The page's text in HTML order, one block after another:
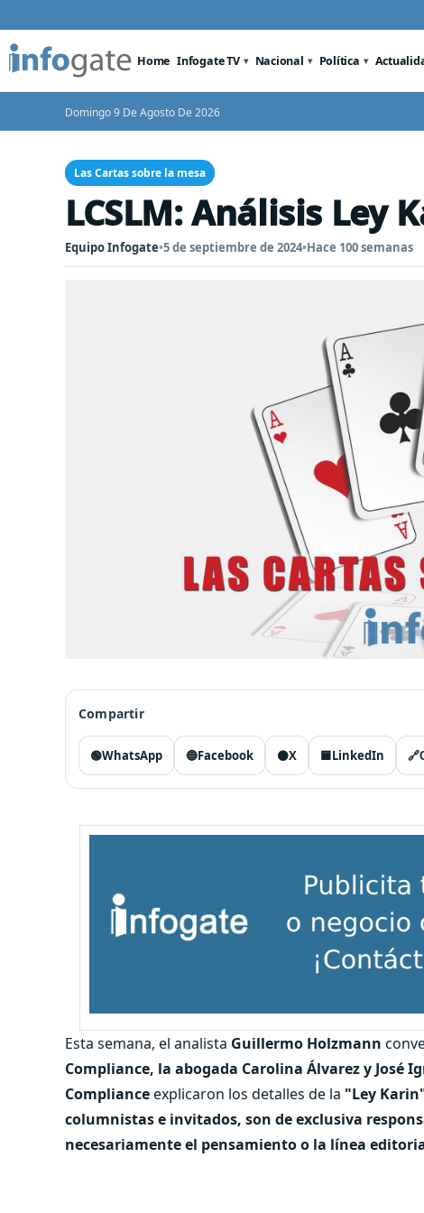
Home Infogate TV Nacional Política
Domingo 9 De Agosto De 2026
Las Cartas sobre la mesa
LCSLM: Análisis Ley
Equipo Infogate•5 de septiembre de 2024•Hace 100 semanas
Compartir
🟢WhatsApp 🔵Facebook ⚫X 🟦LinkedIn 🔗
Esta semana, el analista Guillermo Holzmann
Compliance, la abogada Carolina Álvarez y José
Complianceexplicaron los detalles de la "Ley
columnistas e invitados, son de exclusiva
necesariamente el pensamiento o la línea